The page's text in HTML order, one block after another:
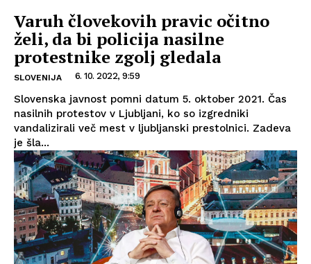
Varuh človekovih pravic očitno
želi, da bi policija nasilne
protestnike zgolj gledala
SLOVENIJA 6. 10. 2022, 9:59
Slovenska javnost pomni datum 5. oktober 2021. Čas
nasilnih protestov v Ljubljani, ko so izgredniki
vandalizirali več mest v ljubljanski prestolnici. Zadeva
je šla...